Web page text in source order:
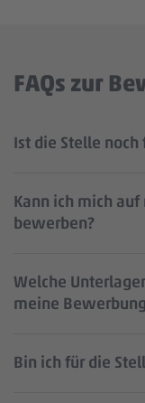
FAQs zur
Ist die Stelle noch
Kann ich mich
bewerben?
Welche
meine
Bin ich für die